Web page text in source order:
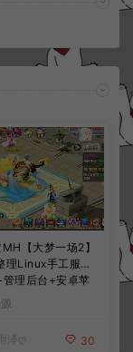
【大梦一场2】
理Linux手工服务
理后台+安卓苹
细搭建教程+视频
泽ღ 30